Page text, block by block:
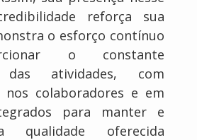
reforça sua
o esforço contínuo
o constante
das atividades, com
nos colaboradores e em
para manter e
qualidade oferecida